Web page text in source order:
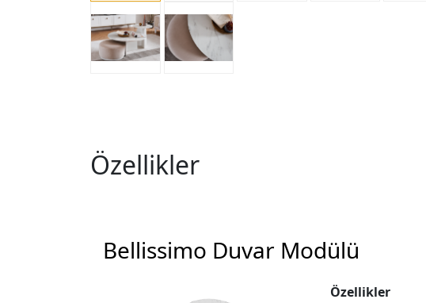
Özellikler
Bellissimo Duvar Modülü
Özellikler